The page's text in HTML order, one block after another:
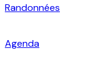
Randonnées
Agenda